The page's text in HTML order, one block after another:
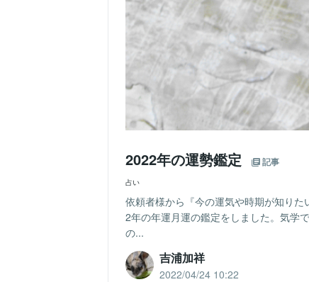
2022年の運勢鑑定 記事
占い
依頼者様から『今の運気や時期が知り
2年の年運月運の鑑定をしました。気学
の...
吉浦加祥
2022/04/24 10:22